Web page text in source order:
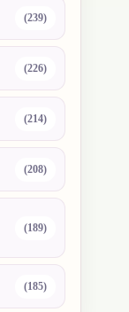
(239)
(226)
(214)
(208)
(189)
(185)